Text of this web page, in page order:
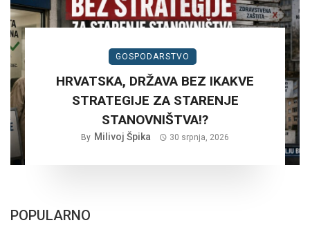
GOSPODARSTVO
HRVATSKA, DRŽAVA BEZ IKAKVE
STRATEGIJE ZA STARENJE
STANOVNIŠTVA!?
By Milivoj Špika 30 srpnja, 2026
POPULARNO